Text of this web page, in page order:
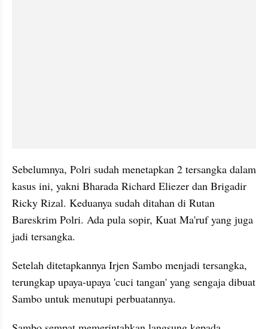
Sebelumnya, Polri sudah menetapkan 2 tersangka dalam
kasus ini, yakni Bharada Richard Eliezer dan Brigadir
Ricky Rizal. Keduanya sudah ditahan di Rutan
Bareskrim Polri. Ada pula sopir, Kuat Ma'ruf yang juga
jadi tersangka.
Setelah ditetapkannya Irjen Sambo menjadi tersangka,
terungkap upaya-upaya 'cuci tangan' yang sengaja dibuat
Sambo untuk menutupi perbuatannya.